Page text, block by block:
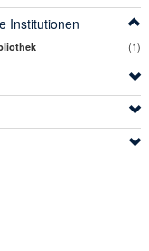
Institutionen
(1)